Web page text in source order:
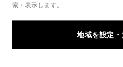
索・表示します。